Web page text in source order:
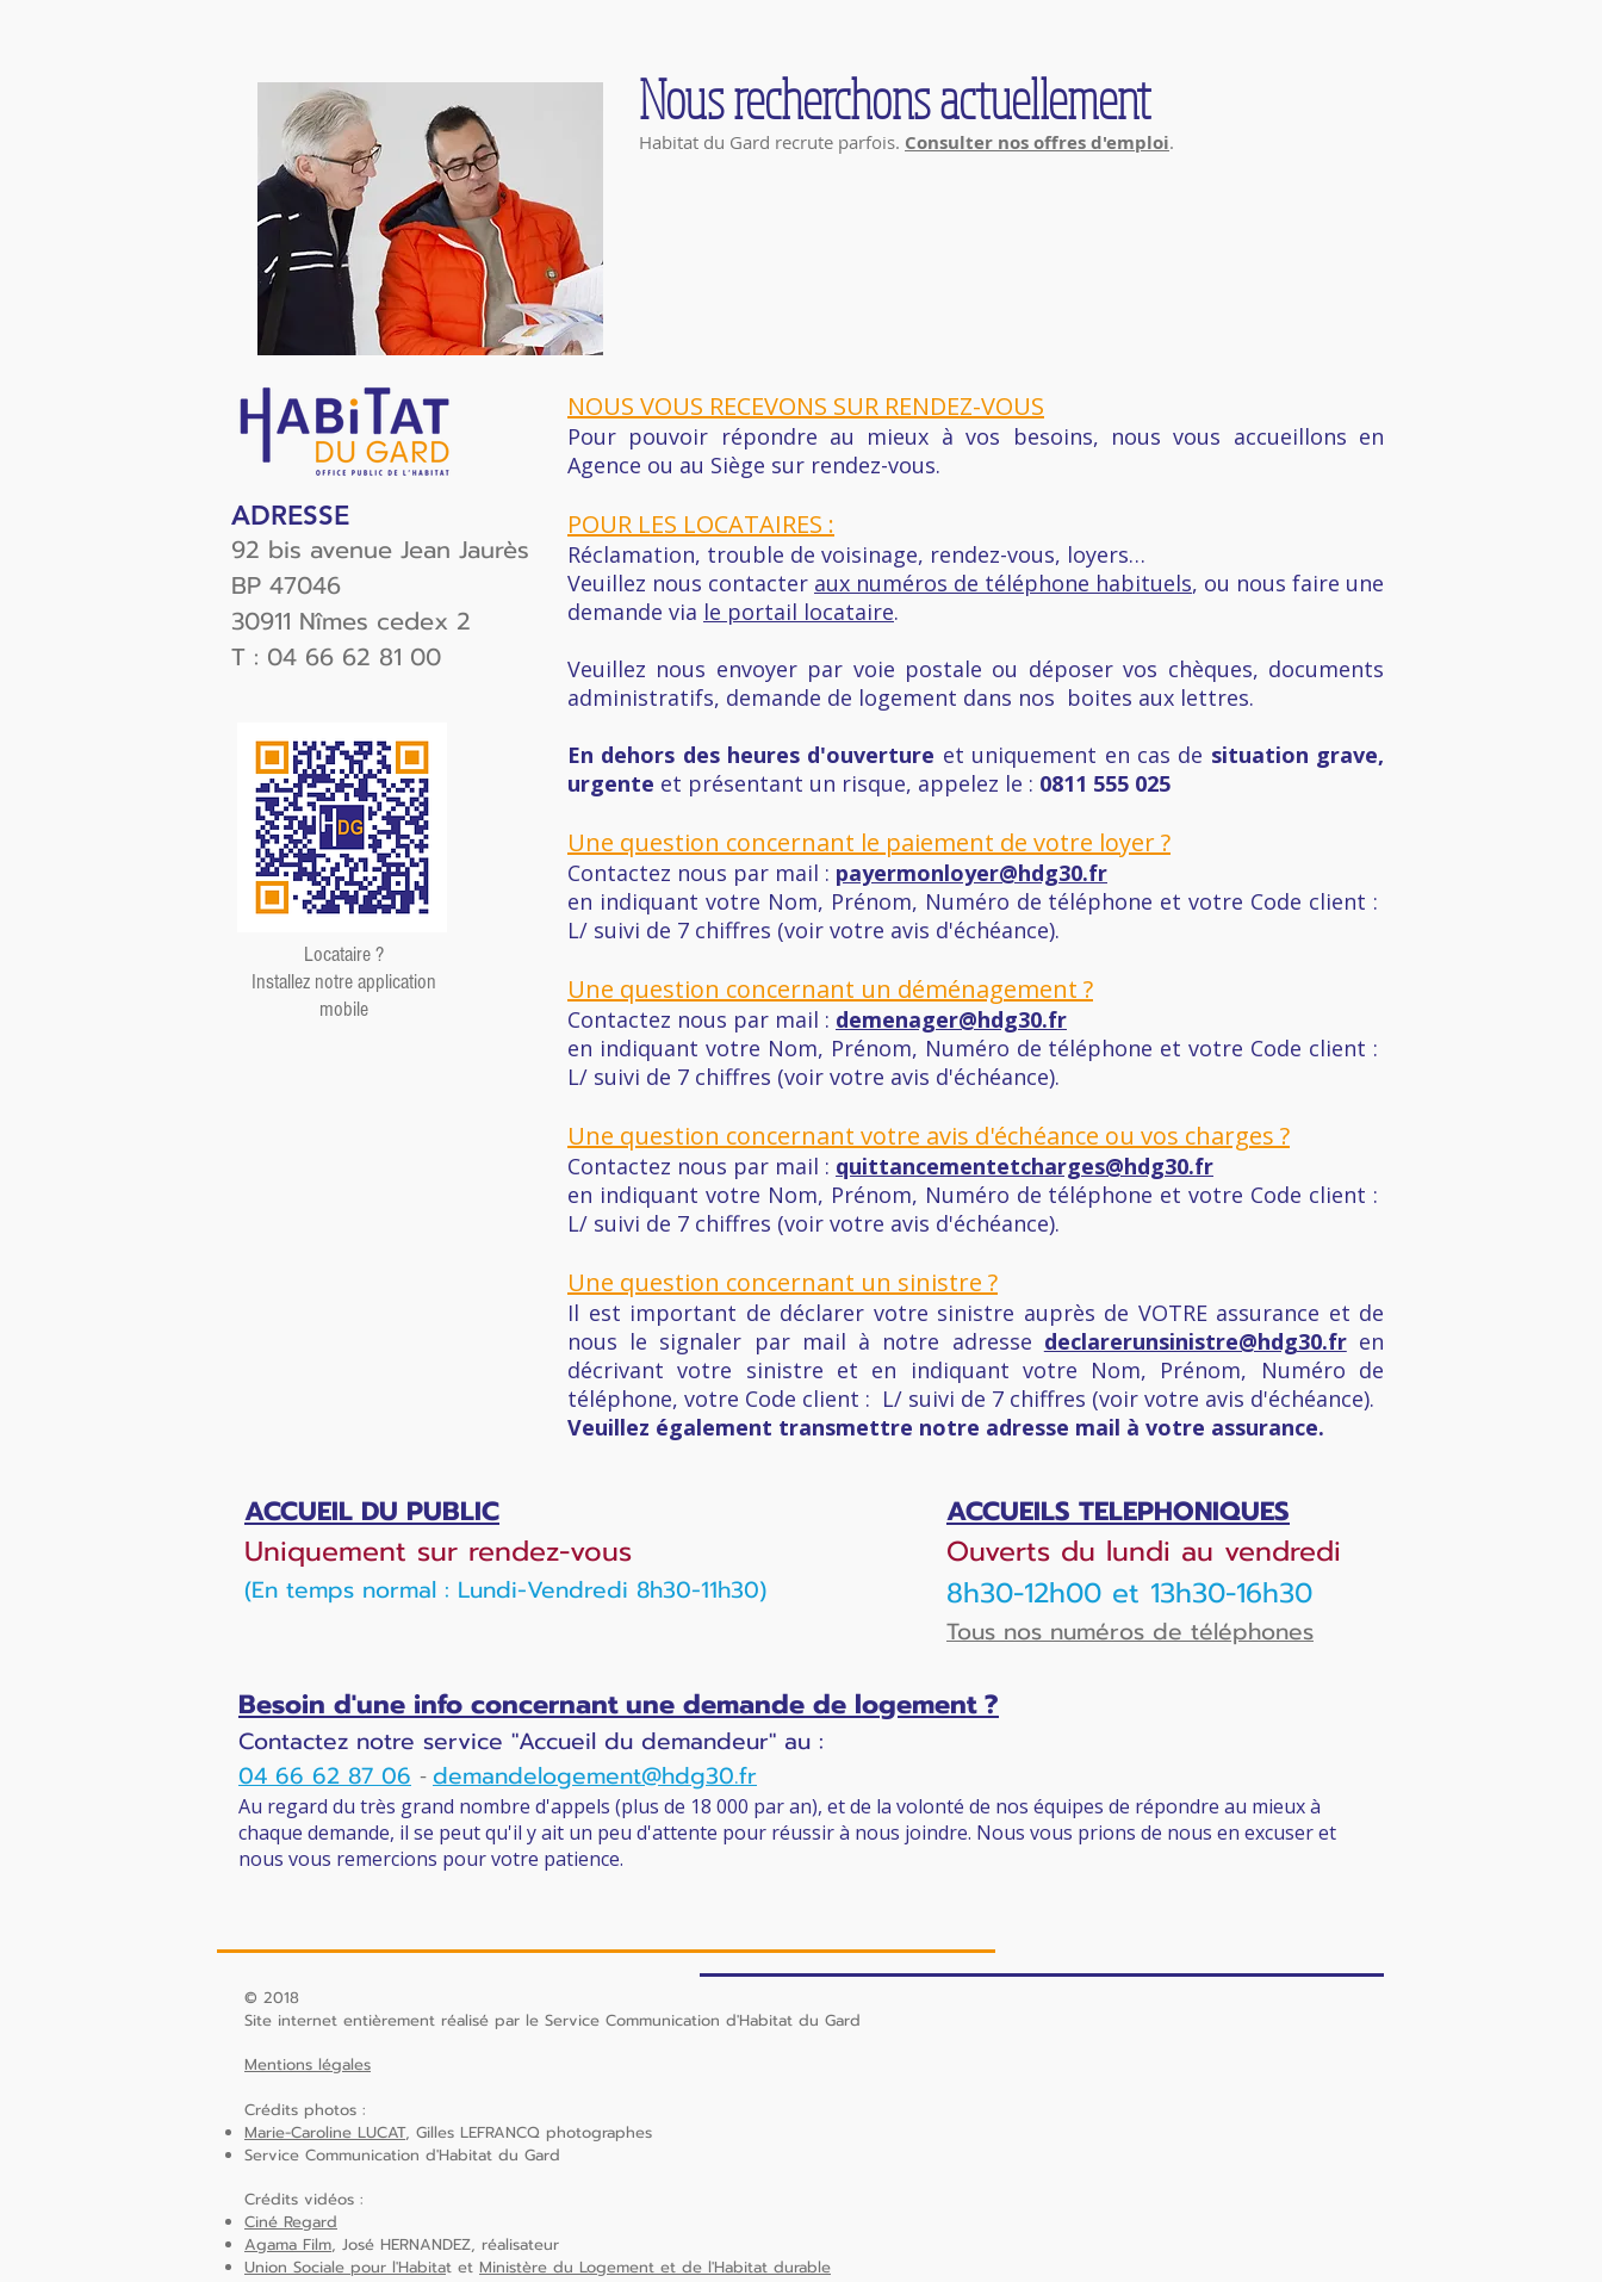
Nous recherchons actuellement
Habitat du Gard recrute parfois. Consulter nos offres d'emploi.
ADRESSE
92 bis avenue Jean Jaurès
BP 47046
30911 Nîmes cedex 2
T : 04 66 62 81 00
Locataire ?
Installez notre application
mobile
NOUS VOUS RECEVONS SUR RENDEZ-VOUS
Pour pouvoir répondre au mieux à vos besoins, nous vous accueillons en
Agence ou au Siège sur rendez-vous.
POUR LES LOCATAIRES :
Réclamation, trouble de voisinage, rendez-vous, loyers…
Veuillez nous contacter aux numéros de téléphone habituels, ou nous faire une
demande via le portail locataire.
Veuillez nous envoyer par voie postale ou déposer vos chèques, documents
administratifs, demande de logement dans nos boites aux lettres.
En dehors des heures d'ouverture et uniquement en cas de situation grave,
urgente et présentant un risque, appelez le : 0811 555 025
Une question concernant le paiement de votre loyer ?
Contactez nous par mail : payermonloyer@hdg30.fr
en indiquant votre Nom, Prénom, Numéro de téléphone et votre Code client :
L/ suivi de 7 chiffres (voir votre avis d'échéance).
Une question concernant un déménagement ?
Contactez nous par mail : demenager@hdg30.fr
en indiquant votre Nom, Prénom, Numéro de téléphone et votre Code client :
L/ suivi de 7 chiffres (voir votre avis d'échéance).
Une question concernant votre avis d'échéance ou vos charges ?
Contactez nous par mail : quittancementetcharges@hdg30.fr
en indiquant votre Nom, Prénom, Numéro de téléphone et votre Code client :
L/ suivi de 7 chiffres (voir votre avis d'échéance).
Une question concernant un sinistre ?
Il est important de déclarer votre sinistre auprès de VOTRE assurance et de
nous le signaler par mail à notre adresse declarerunsinistre@hdg30.fren
décrivant votre sinistre et en indiquant votre Nom, Prénom, Numéro de
téléphone, votre Code client : L/ suivi de 7 chiffres (voir votre avis d'échéance).
Veuillez également transmettre notre adresse mail à votre assurance.
ACCUEIL DU PUBLIC
Uniquement sur rendez-vous
(En temps normal : Lundi-Vendredi 8h30-11h30)
ACCUEILS TELEPHONIQUES
Ouverts du lundi au vendredi
8h30-12h00 et 13h30-16h30
Tous nos numéros de téléphones
Besoin d'une info concernant une demande de logement ?
Contactez notre service "Accueil du demandeur" au :
04 66 62 87 06 -demandelogement@hdg30.fr
Au regard du très grand nombre d'appels (plus de 18 000 par an), et de la volonté de nos équipes de répondre au mieux à
chaque demande, il se peut qu'il y ait un peu d'attente pour réussir à nous joindre. Nous vous prions de nous en excuser et
nous vous remercions pour votre patience.
© 2018
Site internet entièrement réalisé par le Service Communication d'Habitat du Gard
Mentions légales
Crédits photos :
Marie-Caroline LUCAT, Gilles LEFRANCQ photographes
Service Communication d'Habitat du Gard
Crédits vidéos :
Ciné Regard
Agama Film, José HERNANDEZ, réalisateur
Union Sociale pour l'Habitat et Ministère du Logement et de l'Habitat durable